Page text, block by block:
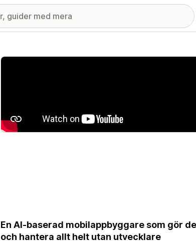
Galleri med utvalda bilder
En AI-baserad mobilappbyggare som gör
och hantera allt helt utan utvecklare